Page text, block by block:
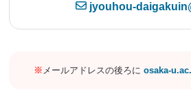
jyouhou-
※ メールアドレスの後ろに osaka-